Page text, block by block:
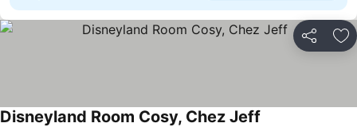
Partager
Disneyland Room Cosy, Chez Jeff